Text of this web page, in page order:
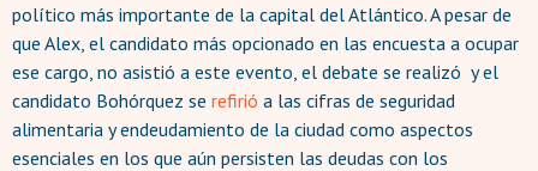
político más importante de la capital del Atlántico. A pesar de
que Alex, el candidato más opcionado en las encuesta a ocupar
ese cargo, no asistió a este evento, el debate se realizó y el
candidato Bohórquez se refirió a las cifras de seguridad
alimentaria y endeudamiento de la ciudad como aspectos
esenciales en los que aún persisten las deudas con los